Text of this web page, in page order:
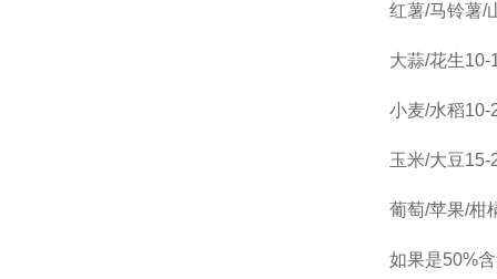
红薯/马铃薯/
大蒜/花生10-
小麦/水稻10-
玉米/大豆15-
葡萄/苹果/柑
如果是50%